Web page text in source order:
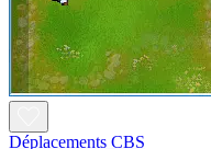
Déplacements CBS